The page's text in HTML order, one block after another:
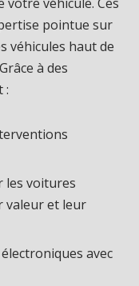
pointue sur
véhicules haut de
à des
:
les voitures
valeur et leur
avec